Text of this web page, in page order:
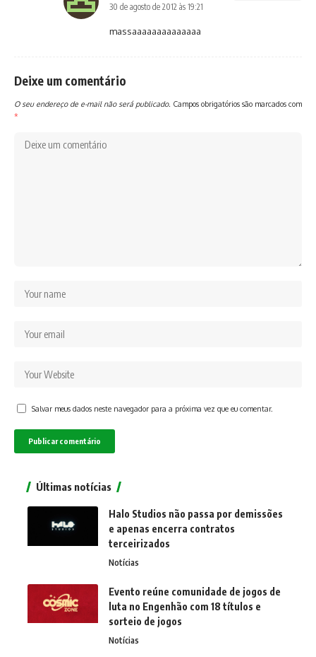
30 de agosto de 2012 às 19:21
massaaaaaaaaaaaaaa
Deixe um comentário
O seu endereço de e-mail não será publicado. Campos obrigatórios são marcados com
*
Salvar meus dados neste navegador para a próxima vez que eu comentar.
Últimas notícias
Halo Studios não passa por demissões
e apenas encerra contratos
terceirizados
Notícias
Evento reúne comunidade de jogos de
luta no Engenhão com 18 títulos e
sorteio de jogos
Notícias